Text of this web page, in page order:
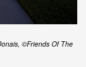
©Friends Of The